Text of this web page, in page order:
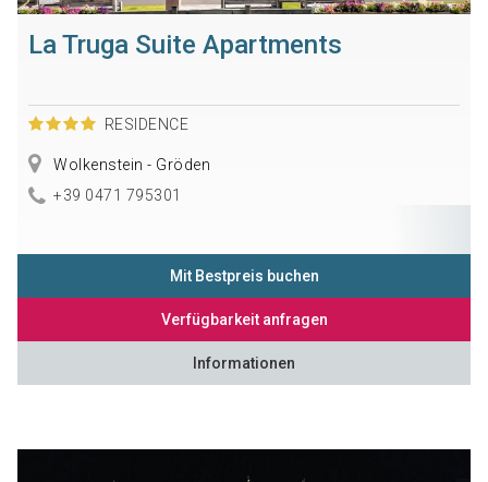
La Truga Suite Apartments
RESIDENCE
Wolkenstein - Gröden
+39 0471 795301
Mit Bestpreis buchen
Verfügbarkeit anfragen
Informationen